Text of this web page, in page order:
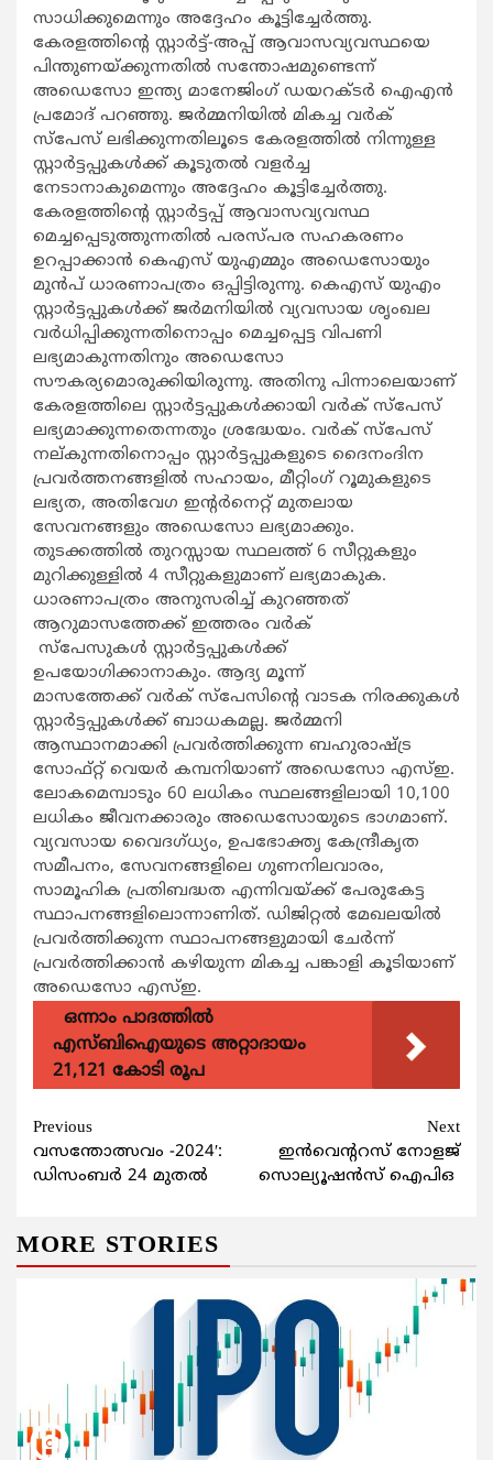
സാധിക്കുമെന്നും അദ്ദേഹം കൂട്ടിച്ചേര്‍ത്തു.
കേരളത്തിന്‍റെ സ്റ്റാര്‍ട്ട്-അപ്പ് ആവാസവ്യവസ്ഥയെ
പിന്തുണയ്ക്കുന്നതില്‍ സന്തോഷമുണ്ടെന്ന്
അഡെസോ ഇന്ത്യ മാനേജിംഗ് ഡയറക്ടര്‍ ഐഎന്‍
പ്രമോദ് പറഞ്ഞു. ജര്‍മ്മനിയില്‍ മികച്ച വര്‍ക്
സ്പേസ് ലഭിക്കുന്നതിലൂടെ കേരളത്തില്‍ നിന്നുള്ള
സ്റ്റാര്‍ട്ടപ്പുകള്‍ക്ക് കൂടുതല്‍ വളര്‍ച്ച
നേടാനാകുമെന്നും അദ്ദേഹം കൂട്ടിച്ചേര്‍ത്തു.
കേരളത്തിന്‍റെ സ്റ്റാര്‍ട്ടപ്പ് ആവാസവ്യവസ്ഥ
മെച്ചപ്പെടുത്തുന്നതില്‍ പരസ്പര സഹകരണം
ഉറപ്പാക്കാന്‍ കെഎസ് യുഎമ്മും അഡെസോയും
മുന്‍പ് ധാരണാപത്രം ഒപ്പിട്ടിരുന്നു. കെഎസ് യുഎം
സ്റ്റാര്‍ട്ടപ്പുകള്‍ക്ക് ജര്‍മനിയില്‍ വ്യവസായ ശൃംഖല
വര്‍ധിപ്പിക്കുന്നതിനൊപ്പം മെച്ചപ്പെട്ട വിപണി
ലഭ്യമാകുന്നതിനും അഡെസോ
സൗകര്യമൊരുക്കിയിരുന്നു. അതിനു പിന്നാലെയാണ്
കേരളത്തിലെ സ്റ്റാര്‍ട്ടപ്പുകള്‍ക്കായി വര്‍ക് സ്പേസ്
ലഭ്യമാക്കുന്നതെന്നതും ശ്രദ്ധേയം. വര്‍ക് സ്പേസ്
നല്കുന്നതിനൊപ്പം സ്റ്റാര്‍ട്ടപ്പുകളുടെ ദൈനംദിന
പ്രവര്‍ത്തനങ്ങളില്‍ സഹായം, മീറ്റിംഗ് റൂമുകളുടെ
ലഭ്യത, അതിവേഗ ഇന്‍റര്‍നെറ്റ് മുതലായ
സേവനങ്ങളും അഡെസോ ലഭ്യമാക്കും.
തുടക്കത്തില്‍ തുറസ്സായ സ്ഥലത്ത് 6 സീറ്റുകളും
മുറിക്കുള്ളില്‍ 4 സീറ്റുകളുമാണ് ലഭ്യമാകുക.
ധാരണാപത്രം അനുസരിച്ച് കുറഞ്ഞത്
ആറുമാസത്തേക്ക് ഇത്തരം വര്‍ക്
സ്പേസുകള്‍ സ്റ്റാര്‍ട്ടപ്പുകള്‍ക്ക്
ഉപയോഗിക്കാനാകും. ആദ്യ മൂന്ന്
മാസത്തേക്ക് വര്‍ക് സ്പേസിന്‍റെ വാടക നിരക്കുകള്‍
സ്റ്റാര്‍ട്ടപ്പുകള്‍ക്ക് ബാധകമല്ല. ജര്‍മ്മനി
ആസ്ഥാനമാക്കി പ്രവര്‍ത്തിക്കുന്ന ബഹുരാഷ്ട്ര
സോഫ്റ്റ് വെയര്‍ കമ്പനിയാണ് അഡെസോ എസ്ഇ.
ലോകമെമ്പാടും 60 ലധികം സ്ഥലങ്ങളിലായി 10,100
ലധികം ജീവനക്കാരും അഡെസോയുടെ ഭാഗമാണ്.
വ്യവസായ വൈദഗ്ധ്യം, ഉപഭോക്തൃ കേന്ദ്രീകൃത
സമീപനം, സേവനങ്ങളിലെ ഗുണനിലവാരം,
സാമൂഹിക പ്രതിബദ്ധത എന്നിവയ്ക്ക് പേരുകേട്ട
സ്ഥാപനങ്ങളിലൊന്നാണിത്. ഡിജിറ്റല്‍ മേഖലയില്‍
പ്രവര്‍ത്തിക്കുന്ന സ്ഥാപനങ്ങളുമായി ചേര്‍ന്ന്
പ്രവര്‍ത്തിക്കാന്‍ കഴിയുന്ന മികച്ച പങ്കാളി കൂടിയാണ്
അഡെസോ എസ്ഇ.
ഒന്നാം പാദത്തിൽ
എസ്ബിഐയുടെ അറ്റാദായം
21,121 കോടി രൂപ
Continue
Reading
Previous
വസന്തോത്സവം -2024′:
ഡിസംബര്‍ 24 മുതല്‍
Next
ഇന്‍വെന്‍ററസ് നോളജ്
സൊല്യൂഷന്‍സ് ഐപിഒ
MORE STORIES